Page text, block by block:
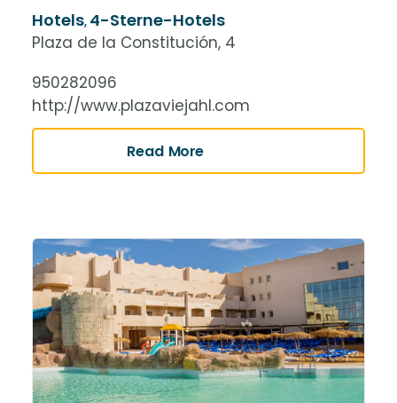
Hotels, 4-Sterne-Hotels
Plaza de la Constitución, 4
950282096
http://www.plazaviejahl.com
Read More